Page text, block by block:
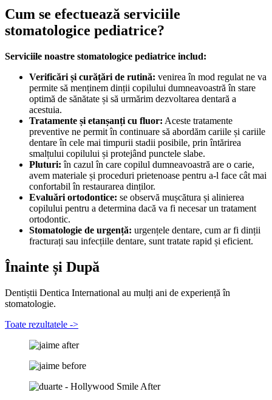
Cum se efectuează serviciile
stomatologice pediatrice?
Serviciile noastre stomatologice pediatrice includ:
Verificări și curățări de rutină: venirea în mod regulat ne va
permite să menținem dinții copilului dumneavoastră în stare
optimă de sănătate și să urmărim dezvoltarea dentară a
acestuia.
Tratamente și etanșanți cu fluor: Aceste tratamente
preventive ne permit în continuare să abordăm cariile și cariile
dentare în cele mai timpurii stadii posibile, prin întărirea
smalțului copilului și protejând punctele slabe.
Pluturi: în cazul în care copilul dumneavoastră are o carie,
avem materiale și proceduri prietenoase pentru a-l face cât mai
confortabil în restaurarea dinților.
Evaluări ortodontice: se observă mușcătura și alinierea
copilului pentru a determina dacă va fi necesar un tratament
ortodontic.
Stomatologie de urgență: urgențele dentare, cum ar fi dinții
fracturați sau infecțiile dentare, sunt tratate rapid și eficient.
Înainte și După
Dentiștii Dentica International au mulți ani de experiență în
stomatologie.
Toate rezultatele ->